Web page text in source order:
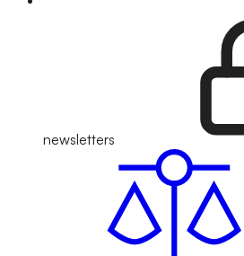
newsletters